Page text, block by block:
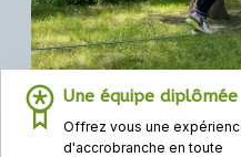
Une équipe diplômée
Offrez vous une
d'accrobranche en toute